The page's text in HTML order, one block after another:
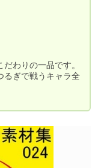
わりの一品です。
るぎで戦うキャラ全